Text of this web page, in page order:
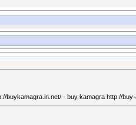
buykamagra.in.net/ - buy kamagra http://